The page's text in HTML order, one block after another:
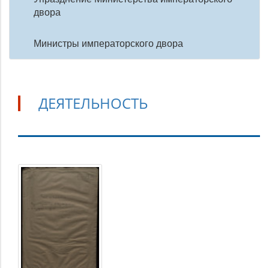
двора
Министры императорского двора
ДЕЯТЕЛЬНОСТЬ
Деятельность